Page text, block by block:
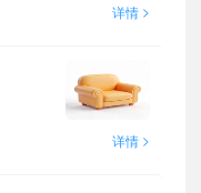
详情 >
详情 >